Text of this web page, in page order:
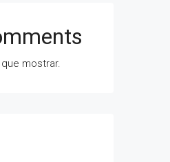
mostrar.